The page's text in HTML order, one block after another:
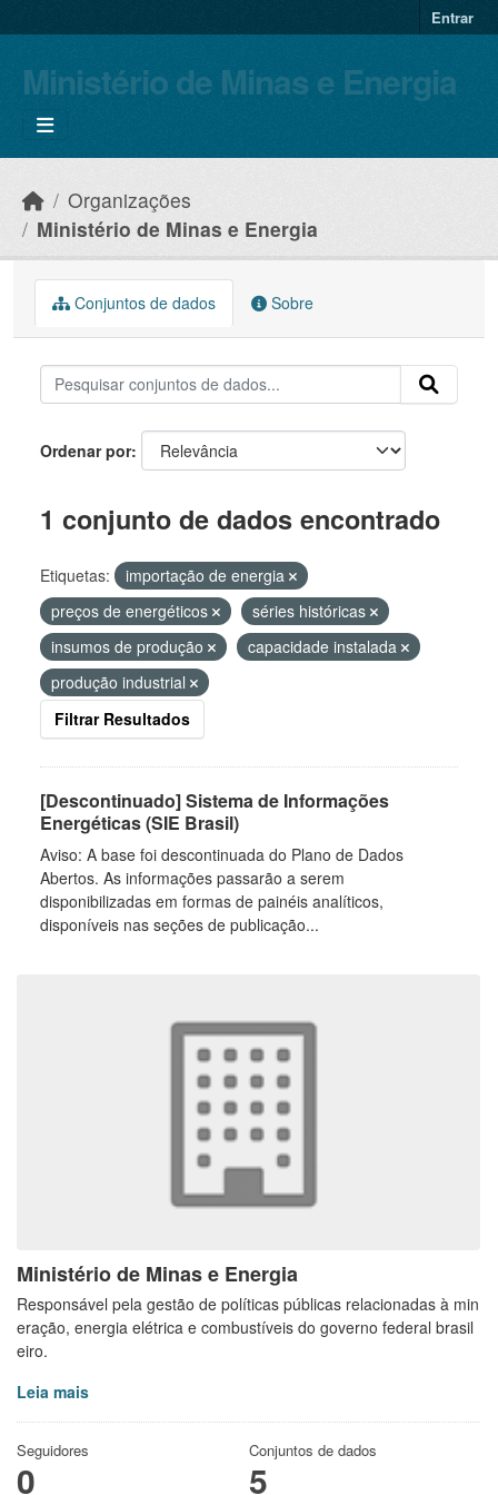
Entrar
Ministério de Minas e Energia
Organizações
Ministério de Minas e Energia
Ministério de Minas e Energia
Responsável pela gestão de políticas públicas relacionadas à min
eração, energia elétrica e combustíveis do governo federal brasil
eiro.
Leia mais
Seguidores
0
Conjuntos de dados
5
Conjuntos de dados Sobre
Ordenar por
1 conjunto de dados encontrado
Etiquetas:
importação de energia
preços de energéticos
séries históricas
insumos de produção
capacidade instalada
produção industrial
Filtrar Resultados
[Descontinuado] Sistema de Informações
Energéticas (SIE Brasil)
Aviso: A base foi descontinuada do Plano de Dados
Abertos. As informações passarão a serem
disponibilizadas em formas de painéis analíticos,
disponíveis nas seções de publicação...